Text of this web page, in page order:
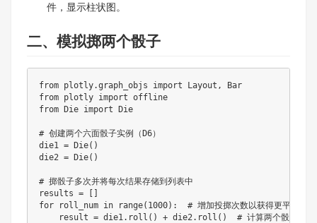
件，显示柱状图。
二、模拟掷两个骰子
from plotly.graph_objs import Layout, Bar
from plotly import offline
from Die import Die
# 创建两个六面骰子实例（D6）
die1 = Die()
die2 = Die()
# 掷骰子多次并将每次结果存储到列表中
results = []
for roll_num in range(1000):  # 增加投掷次数以获得更平滑的分
result = die1.roll() + die2.roll()  # 计算两个骰子的点